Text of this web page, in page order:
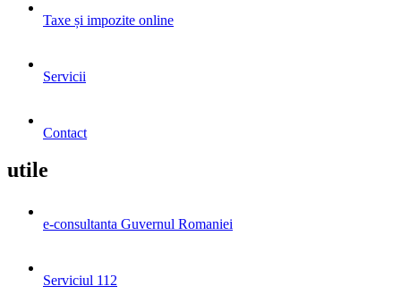
Taxe și impozite online
Servicii
Contact
utile
e-consultanta Guvernul Romaniei
Serviciul 112